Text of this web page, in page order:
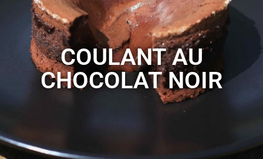
COULANT AU
CHOCOLAT NOIR